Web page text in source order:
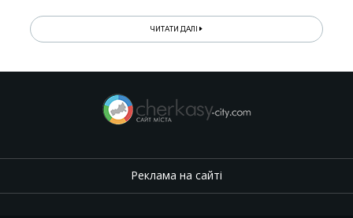
ЧИТАТИ ДАЛІ
Реклама на сайті